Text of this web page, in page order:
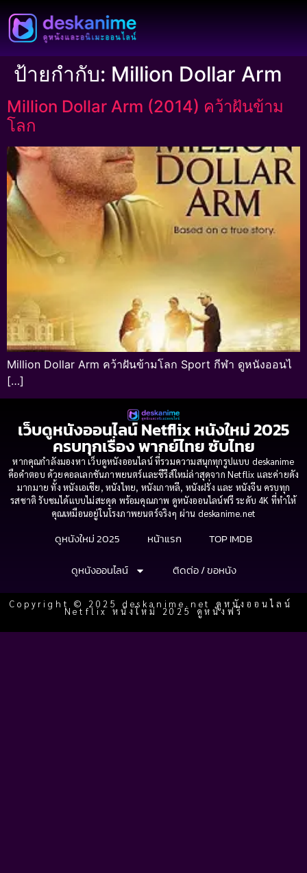
ป้ายกำกับ: Million Dollar Arm
Million Dollar Arm (2014) คว้าฝันข้าม
โลก
Million Dollar Arm คว้าฝันข้ามโลก Sport กีฬา ดูหนังออนไ
[…]
เว็บดูหนังออนไลน์ Netflix หนังใหม่ 2025
ครบทุกเรื่อง พากย์ไทย ซับไทย
หากคุณกำลังมองหา เว็บดูหนังออนไลน์ ที่รวมความสนุกทุกรูปแบบ deskanime
คือคำตอบ ด้วยคอลเลกชันภาพยนตร์และซีรีส์ใหม่ล่าสุดจาก Netflix และค่ายดัง
มากมาย ทั้ง หนังเอเชีย, หนังไทย, หนังเกาหลี, หนังฝรั่ง และ หนังจีน ครบทุก
รสชาติ รับชมได้แบบไม่สะดุด พร้อมคุณภาพ ดูหนังออนไลน์ฟรี ระดับ 4K ที่ทำให้
คุณเหมือนอยู่ในโรงภาพยนตร์จริงๆ ผ่าน deskanime.net
ดูหนังใหม่ 2025 หน้าแรก
TOP IMDB
ดูหนังออนไลน์
ติดต่อ / ขอหนัง
Copyright © 2025 deskanime.net ดูหนังออนไลน์
Netflix หนังใหม่ 2025 ดูหนังฟรี